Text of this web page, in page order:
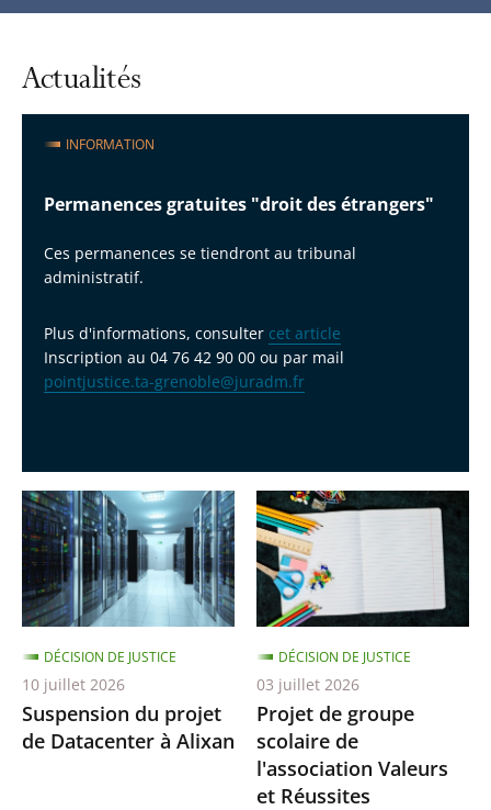
Actualités
INFORMATION
Permanences gratuites "droit des étrangers"
Ces permanences se tiendront au tribunal
administratif.
Plus d'informations, consulter cet article
Inscription au 04 76 42 90 00 ou par mail
pointjustice.ta-grenoble@juradm.fr
Suspension du projet
de Datacenter à Alixan
DÉCISION DE JUSTICE
10 juillet 2026
Projet de groupe
scolaire de
l'association Valeurs
et Réussites
DÉCISION DE JUSTICE
03 juillet 2026